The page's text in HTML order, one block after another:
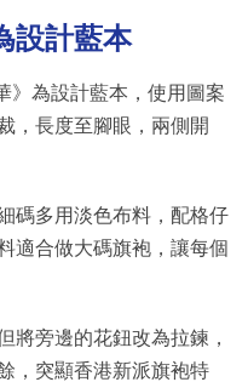
設計藍本
》為設計藍本，使用圖案
，長度至腳眼，兩側開
碼多用淡色布料，配格仔
適合做大碼旗袍，讓每個
將旁邊的花鈕改為拉鍊，
，突顯香港新派旗袍特